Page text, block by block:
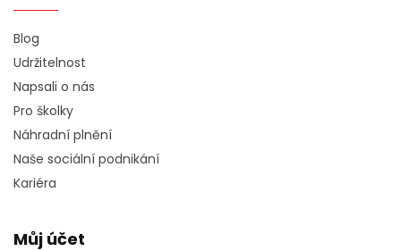
Blog
Udržitelnost
Napsali o nás
Pro školky
Náhradní plnění
Naše sociální podnikání
Kariéra
Můj účet